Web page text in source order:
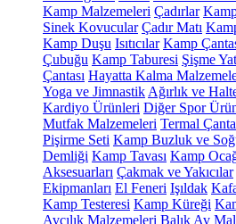
Kamp Malzemeleri Çadırlar
Sinek Kovucular Çadır Matı
Kamp Duşu Isıtıcılar Kamp
Çubuğu Kamp Taburesi Şişme
Çantası Hayatta Kalma
Yoga ve Jimnastik Ağırlık ve
Kardiyo Ürünleri Diğer Spor
Mutfak Malzemeleri Termal Çanta
Pişirme Seti Kamp Buzluk ve
Demliği Kamp Tavası Kamp
Aksesuarları Çakmak ve Yakıcılar
Ekipmanları El Feneri Işıldak
Kamp Testeresi Kamp Küreği
Avcılık Malzemeleri Balık Av